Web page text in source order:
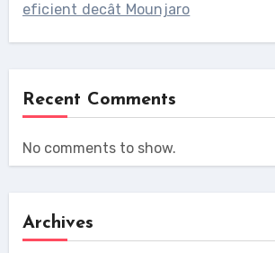
eficient decât Mounjaro
Recent Comments
No comments to show.
Archives